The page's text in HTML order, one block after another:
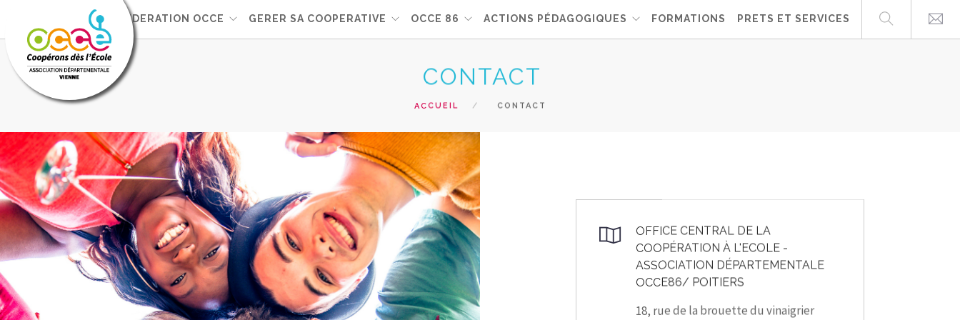
FEDERATION OCCE GERER SA COOPERATIVE OCCE 86 ACTIONS PÉDAGOGIQUES FORMATIONS PRETS ET SERVICES
CONTACT
ACCUEIL CONTACT
OFFICE CENTRAL DE LA
COOPÉRATION À L'ECOLE -
ASSOCIATION DÉPARTEMENTALE
OCCE86/ POITIERS
18, rue de la brouette du vinaigrier